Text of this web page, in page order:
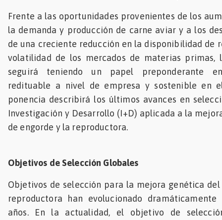
Frente a las oportunidades provenientes de los
la demanda y producción de carne aviar y a los
de una creciente reducción en la disponibilidad de
volatilidad de los mercados de materias primas,
seguirá teniendo un papel preponderante
redituable a nivel de empresa y sostenible en
ponencia describirá los últimos avances en
Investigación y Desarrollo (I+D) aplicada a la
de engorde y la reproductora.
Objetivos de Selección Globales
Objetivos de selección para la mejora genética
reproductora han evolucionado
años. En la actualidad, el objetivo de